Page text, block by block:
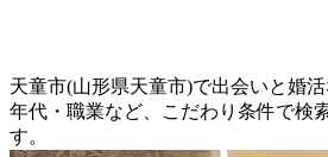
天童市(山形県天童市)で出会いと婚
年代・職業など、こだわり条件で検
す。